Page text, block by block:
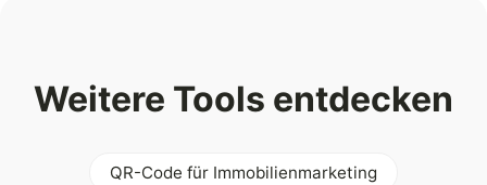
Weitere Tools entdecken
QR-Code für Immobilienmarketing